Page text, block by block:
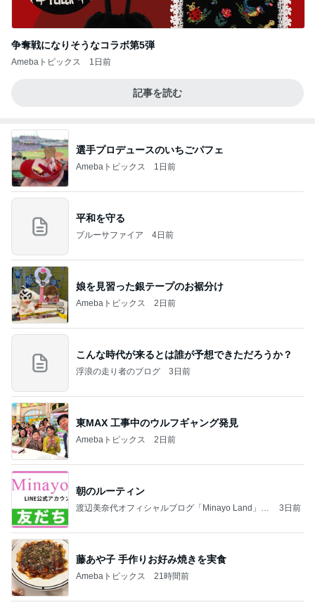
争奪戦になりそうなコラボ第5弾
Amebaトピックス 1日前
記事を読む
選手プロデュースのいちごパフェ
Amebaトピックス 1日前
平和を守る
ブルーサファイア 4日前
娘を見習った銀テープのお裾分け
Amebaトピックス 2日前
こんな時代が来るとは誰が予想できただろうか？
浮浪の走り者のブログ 3日前
東MAX 工事中のウルフギャング発見
Amebaトピックス 2日前
朝のルーティン
渡辺美奈代オフィシャルブログ「Minayo Land」P
3日前
藤あや子 手作りお好み焼きを実食
Amebaトピックス 21時間前